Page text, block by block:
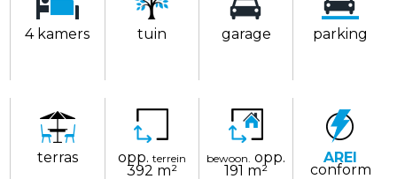
4 kamers tuin garage parking
terras opp. terrein
392 m²
bewoon. opp.
191 m²
AREI
conform